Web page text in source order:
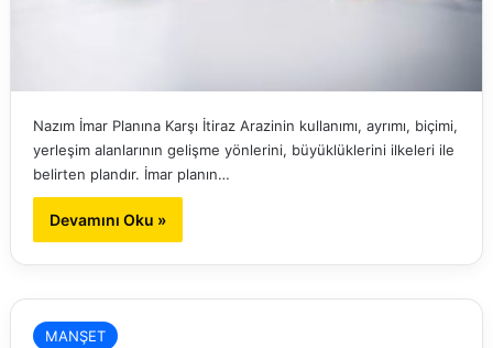
Nazım İmar Planına Karşı İtiraz Arazinin kullanımı, ayrımı, biçimi,
yerleşim alanlarının gelişme yönlerini, büyüklüklerini ilkeleri ile
belirten plandır. İmar planın…
Devamını Oku »
MANŞET